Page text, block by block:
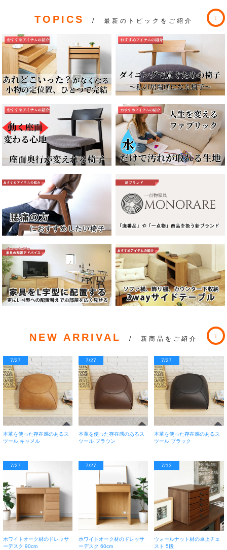
TOPICS / 最新のトピックをご紹介
NEW ARRIVAL / 新商品をご紹介
7/27
本革を使った存在感のあるス
ツール キャメル
7/27
本革を使った存在感のあるス
ツール ブラウン
7/27
本革を使った存在感のあるス
ツール ブラック
7/27
ホワイトオーク材のドレッサ
ーデスク 90cm
7/27
ホワイトオーク材のドレッサ
ーデスク 60cm
7/13
ウォールナット材の卓上チェ
スト 5段